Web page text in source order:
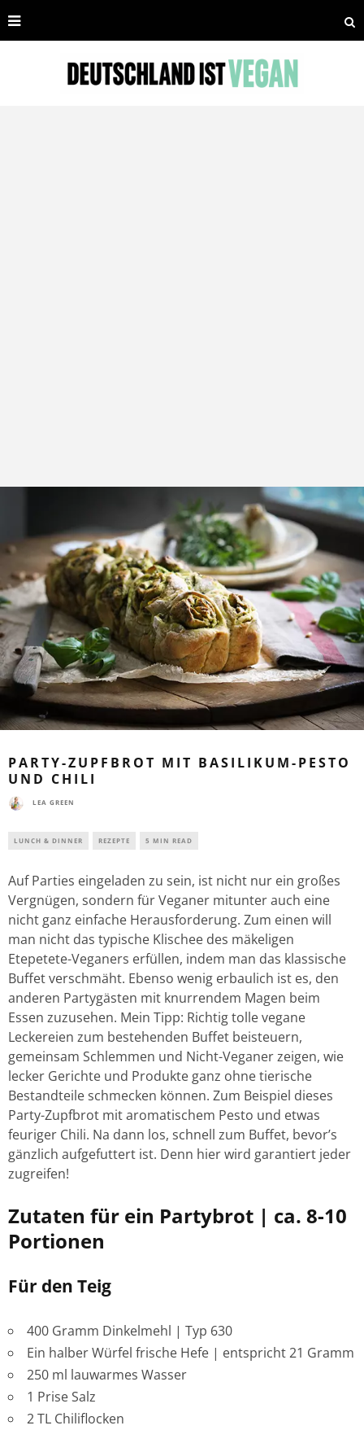
PARTY-ZUPFBROT MIT BASILIKUM-PESTO
UND CHILI
LEA GREEN
LUNCH & DINNER REZEPTE 5 MIN READ
Auf Parties eingeladen zu sein, ist nicht nur ein großes
Vergnügen, sondern für Veganer mitunter auch eine
nicht ganz einfache Herausforderung. Zum einen will
man nicht das typische Klischee des mäkeligen
Etepetete-Veganers erfüllen, indem man das klassische
Buffet verschmäht. Ebenso wenig erbaulich ist es, den
anderen Partygästen mit knurrendem Magen beim
Essen zuzusehen. Mein Tipp: Richtig tolle vegane
Leckereien zum bestehenden Buffet beisteuern,
gemeinsam Schlemmen und Nicht-Veganer zeigen, wie
lecker Gerichte und Produkte ganz ohne tierische
Bestandteile schmecken können. Zum Beispiel dieses
Party-Zupfbrot mit aromatischem Pesto und etwas
feuriger Chili. Na dann los, schnell zum Buffet, bevor’s
gänzlich aufgefuttert ist. Denn hier wird garantiert jeder
zugreifen!
Zutaten für ein Partybrot | ca. 8-10
Portionen
Für den Teig
400 Gramm Dinkelmehl | Typ 630
Ein halber Würfel frische Hefe | entspricht 21 Gramm
250 ml lauwarmes Wasser
1 Prise Salz
2 TL Chiliflocken